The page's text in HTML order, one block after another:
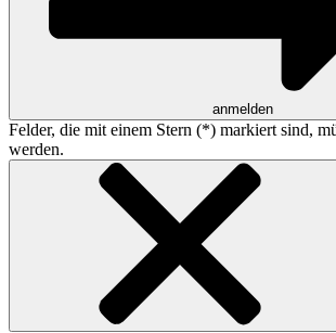
anmelden
Felder, die mit einem Stern (*) markiert sind,
werden.